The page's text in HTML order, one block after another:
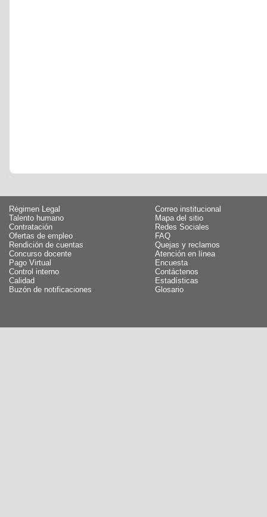
Régimen Legal
Talento humano
Contratación
Ofertas de empleo
Rendición de cuentas
Concurso docente
Pago Virtual
Control interno
Calidad
Buzón de notificaciones
Correo institucional
Mapa del sitio
Redes Sociales
FAQ
Quejas y reclamos
Atención en línea
Encuesta
Contáctenos
Estadísticas
Glosario